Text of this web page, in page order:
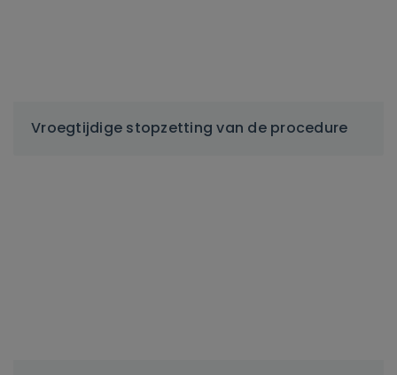
Vroegtijdige stopzetting van de procedure